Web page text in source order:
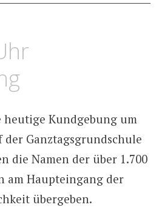
heutige Kundgebung um
der Ganztagsgrundschule
die Namen der über 1.700
am Haupteingang der
übergeben.